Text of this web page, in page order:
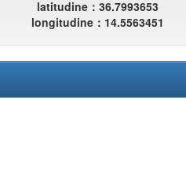
latitudine：36.7993653
longitudine：14.5563451